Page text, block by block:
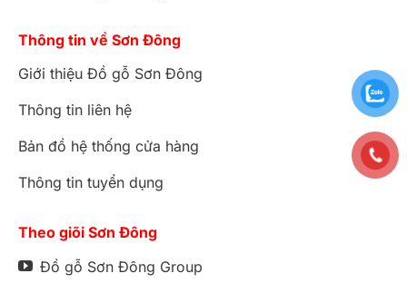
Thông tin về Sơn Đông
Giới thiệu Đồ gỗ Sơn Đông
Thông tin liên hệ
Bản đồ hệ thống cửa hàng
Thông tin tuyển dụng
Theo giõi Sơn Đông
Đồ gỗ Sơn Đông Group